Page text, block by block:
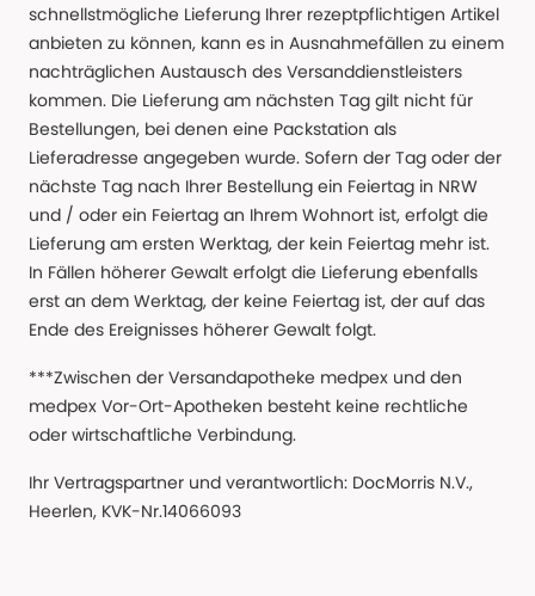
schnellstmögliche Lieferung Ihrer rezeptpflichtigen Artikel
anbieten zu können, kann es in Ausnahmefällen zu einem
nachträglichen Austausch des Versanddienstleisters
kommen. Die Lieferung am nächsten Tag gilt nicht für
Bestellungen, bei denen eine Packstation als
Lieferadresse angegeben wurde. Sofern der Tag oder der
nächste Tag nach Ihrer Bestellung ein Feiertag in NRW
und / oder ein Feiertag an Ihrem Wohnort ist, erfolgt die
Lieferung am ersten Werktag, der kein Feiertag mehr ist.
In Fällen höherer Gewalt erfolgt die Lieferung ebenfalls
erst an dem Werktag, der keine Feiertag ist, der auf das
Ende des Ereignisses höherer Gewalt folgt.
***Zwischen der Versandapotheke medpex und den
medpex Vor-Ort-Apotheken besteht keine rechtliche
oder wirtschaftliche Verbindung.
Ihr Vertragspartner und verantwortlich: DocMorris N.V.,
Heerlen, KVK-Nr.14066093